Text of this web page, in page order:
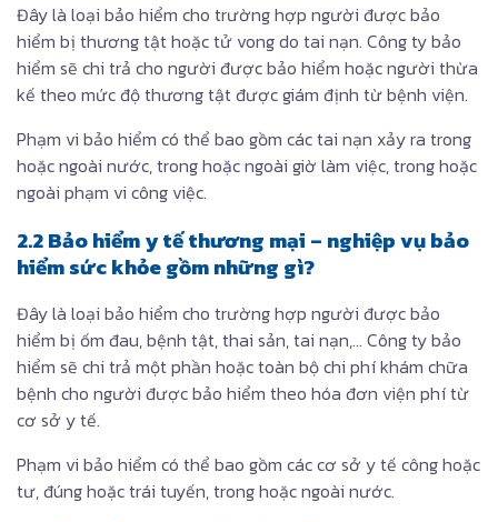
Đây là loại bảo hiểm cho trường hợp người được bảo
hiểm bị thương tật hoặc tử vong do tai nạn. Công ty bảo
hiểm sẽ chi trả cho người được bảo hiểm hoặc người thừa
kế theo mức độ thương tật được giám định từ bệnh viện.
Phạm vi bảo hiểm có thể bao gồm các tai nạn xảy ra trong
hoặc ngoài nước, trong hoặc ngoài giờ làm việc, trong hoặc
ngoài phạm vi công việc.
2.2 Bảo hiểm y tế thương mại – nghiệp vụ bảo
hiểm sức khỏe gồm những gì?
Đây là loại bảo hiểm cho trường hợp người được bảo
hiểm bị ốm đau, bệnh tật, thai sản, tai nạn,… Công ty bảo
hiểm sẽ chi trả một phần hoặc toàn bộ chi phí khám chữa
bệnh cho người được bảo hiểm theo hóa đơn viện phí từ
cơ sở y tế.
Phạm vi bảo hiểm có thể bao gồm các cơ sở y tế công hoặc
tư, đúng hoặc trái tuyến, trong hoặc ngoài nước.